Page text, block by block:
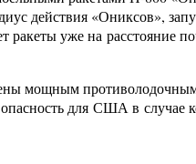
действия «Ониксов»,
ракеты уже на расстояние
мощным
для США в случае